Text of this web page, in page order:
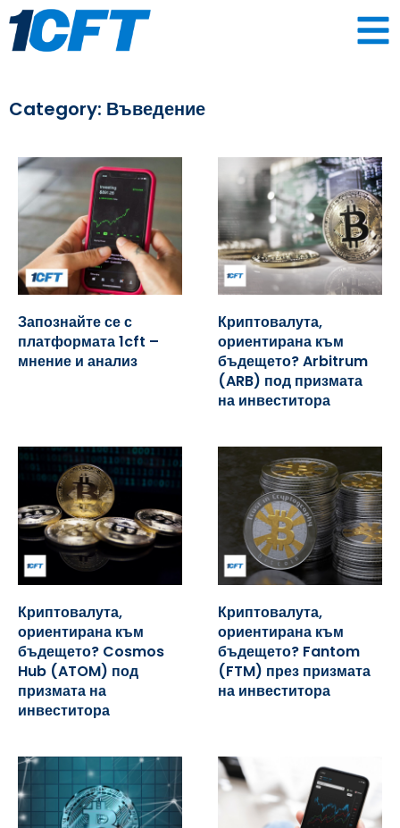
Category: Въведение
Запознайте се с
платформата 1cft –
мнение и анализ
Криптовалута,
ориентирана към
бъдещето? Arbitrum
(ARB) под призмата
на инвеститора
Криптовалута,
ориентирана към
бъдещето? Cosmos
Hub (ATOM) под
призмата на
инвеститора
Криптовалута,
ориентирана към
бъдещето? Fantom
(FTM) през призмата
на инвеститора